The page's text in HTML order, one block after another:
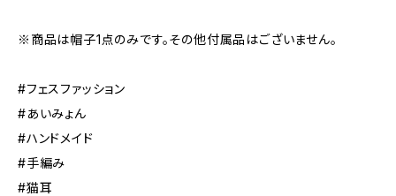
※商品は帽子1点のみです。その他付属品はございません。
#フェスファッション
#あいみょん
#ハンドメイド
#手編み
#猫耳